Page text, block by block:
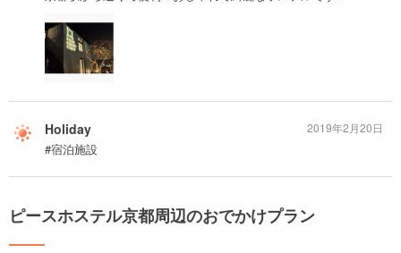
Holiday
#宿泊施設
2019年2月20日
ピースホステル京都周辺のおでかけプラン